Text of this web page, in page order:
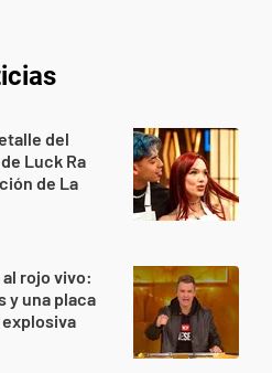
del
Luck Ra
de La
al rojo vivo:
y una placa